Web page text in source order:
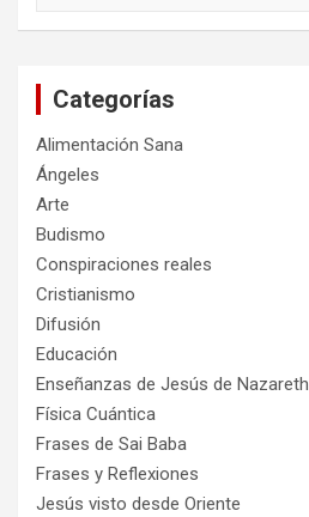
Categorías
Alimentación Sana
Ángeles
Arte
Budismo
Conspiraciones reales
Cristianismo
Difusión
Educación
Enseñanzas de Jesús de Nazareth
Física Cuántica
Frases de Sai Baba
Frases y Reflexiones
Jesús visto desde Oriente